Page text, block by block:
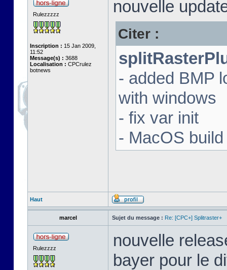
Rulezzzzz
Inscription : 15 Jan 2009,
11:52
Message(s) : 3688
Localisation : CPCrulez
botnews
nouvelle
Citer :
- added BMP
with windows
- fix var init
- MacOS
Haut
marcel Sujet du message : Re: [CPC+] Splitraster+
Rulezzzz
nouvelle
bayer pour le